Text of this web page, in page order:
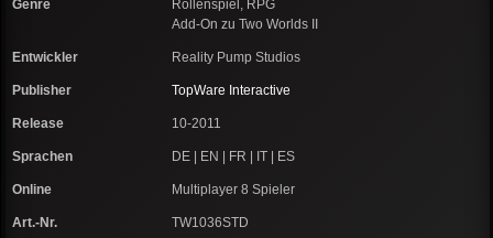
Genre
Rollenspiel, RPG
Add-On zu Two Worlds II
Entwickler Reality Pump Studios
Publisher TopWare Interactive
Release 10-2011
Sprachen DE | EN | FR | IT | ES
Online Multiplayer 8 Spieler
Art.-Nr. TW1036STD